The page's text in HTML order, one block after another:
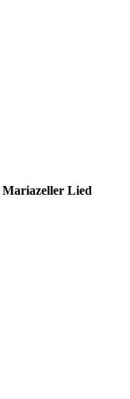
Mariazeller Lied